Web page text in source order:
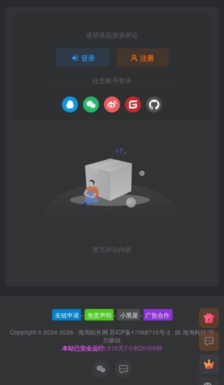
请登录后发表评论
登录 注册
社交账号登录
暂无评论内容
友链申请 - 免责声明 - 小黑屋 - 广告合作
Copyright © 2024-2026 · 海淘站长网 苏ICP备17068715号-2 · 由 海淘科技强
力驱动.
本站已安全运行: 910天7小时20分9秒